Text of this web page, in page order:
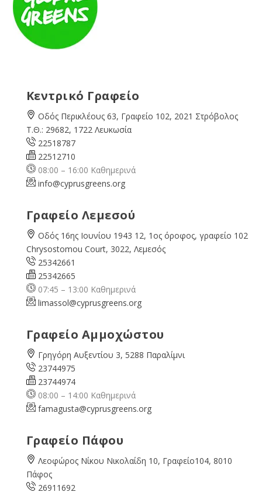
Κεντρικό Γραφείο
Οδός Περικλέους 63, Γραφείο 102, 2021 Στρόβολος
Τ.Θ.: 29682, 1722 Λευκωσία
22518787
22512710
08:00 – 16:00 Καθημερινά
info@cyprusgreens.org
Γραφείο Λεμεσού
Οδός 16ης Ιουνίου 1943 12, 1ος όροφος, γραφείο 102
Chrysostomou Court, 3022, Λεμεσός
25342661
25342665
07:45 – 13:00 Καθημερινά
limassol@cyprusgreens.org
Γραφείο Αμμοχώστου
Γρηγόρη Αυξεντίου 3, 5288 Παραλίμνι
23744975
23744974
08:00 – 14:00 Καθημερινά
famagusta@cyprusgreens.org
Γραφείο Πάφου
Λεοφώρος Νίκου Νικολαίδη 10, Γραφείο104, 8010
Πάφος
26911692